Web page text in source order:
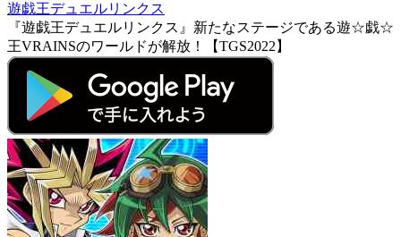
遊戯王デュエルリンクス
『遊戯王デュエルリンクス』新たなステージである遊☆戯☆
王VRAINSのワールドが解放！【TGS2022】